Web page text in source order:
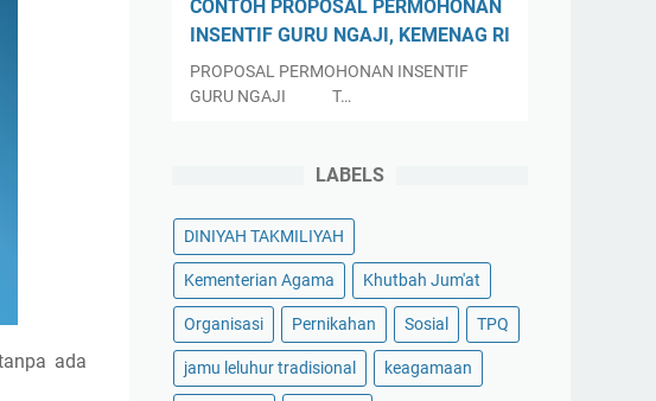
ada
CONTOH PROPOSAL PERMOHONAN
INSENTIF GURU NGAJI, KEMENAG RI
PROPOSAL PERMOHONAN INSENTIF
GURU NGAJI T…
LABELS
DINIYAH TAKMILIYAH
Kementerian Agama Khutbah Jum'at
Organisasi Pernikahan Sosial TPQ
jamu leluhur tradisional keagamaan